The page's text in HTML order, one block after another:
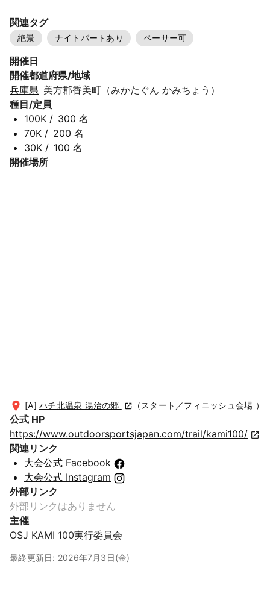
関連タグ
絶景 ナイトパートあり ペーサー可
開催日
開催都道府県/地域
兵庫県 美方郡香美町（みかたぐん かみちょう）
種目/定員
100K / 300 名
70K / 200 名
30K / 100 名
開催場所
[A] ハチ北温泉 湯治の郷 （スタート／フィニッシュ会場 ）
公式 HP
https://www.outdoorsportsjapan.com/trail/kami100/
関連リンク
大会公式 Facebook
大会公式 Instagram
外部リンク
外部リンクはありません
主催
OSJ KAMI 100実行委員会
最終更新日: 2026年7月3日(金)